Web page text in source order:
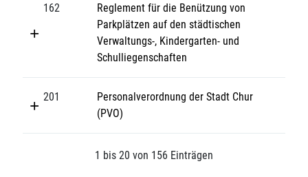
162
Reglement für die Benützung von
Parkplätzen auf den städtischen
Verwaltungs-, Kindergarten- und
Schulliegenschaften
201
Personalverordnung der Stadt Chur
(PVO)
1 bis 20 von 156 Einträgen